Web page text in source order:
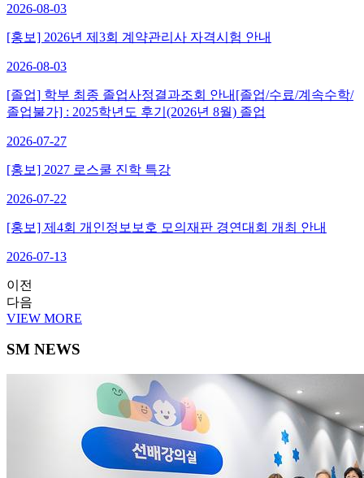
2026-08-03
[홍보] 2026년 제3회 계약관리사 자격시험 안내
2026-08-03
[졸업] 학부 최종 졸업사정결과조회 안내[졸업/수료/계속수학/
졸업불가] : 2025학년도 후기(2026년 8월) 졸업
2026-07-27
[홍보] 2027 로스쿨 진학 특강
2026-07-22
[홍보] 제4회 개인정보보호 모의재판 경연대회 개최 안내
2026-07-13
이전
다음
VIEW MORE
SM NEWS